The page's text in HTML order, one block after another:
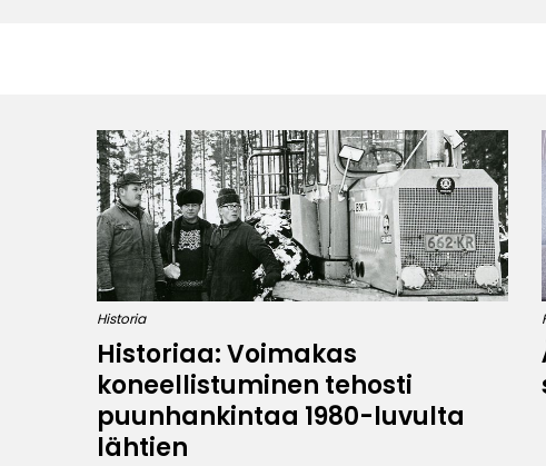
Historia
Historiaa: Voimakas
koneellistuminen tehosti
puunhankintaa 1980-luvulta
lähtien